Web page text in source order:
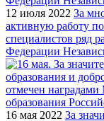
12 июля 2022 За
активную работу
специалистов ряд
Федерации
16 мая 2022 За